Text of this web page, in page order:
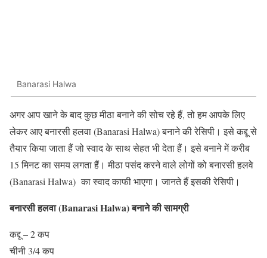
Banarasi Halwa
अगर आप खाने के बाद कुछ मीठा बनाने की सोच रहे हैं, तो हम आपके लिए
लेकर आए बनारसी हलवा (Banarasi Halwa) बनाने की रेसिपी। इसे कद्दू से
तैयार किया जाता हैं जो स्वाद के साथ सेहत भी देता हैं। इसे बनाने में करीब
15 मिनट का समय लगता हैं। मीठा पसंद करने वाले लोगों को बनारसी हलवे
(Banarasi Halwa) का स्वाद काफी भाएगा। जानते हैं इसकी रेसिपी।
बनारसी हलवा (Banarasi Halwa) बनाने की सामग्री
कद्दू – 2 कप
चीनी 3/4 कप